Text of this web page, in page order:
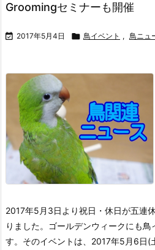
Groomingセミナーも開催
 2017年5月4日  鳥イベント , 鳥ニュ
2017年5月3日より祝日・休日が五連
りました。ゴールデンウィークにも
す。そのイベントは、2017年5月6日(